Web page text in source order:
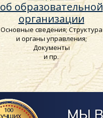
об образовательной
организации
Основные сведения; Структура
и органы управления;
Документы
и пр.